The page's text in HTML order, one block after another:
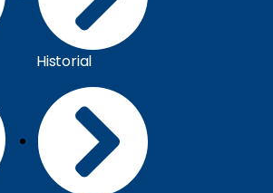
Historial